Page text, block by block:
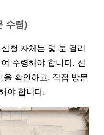
수령)
청 자체는 몇 분 걸리
수령해야 합니다. 신
을 확인하고, 직접 방문
야 합니다.